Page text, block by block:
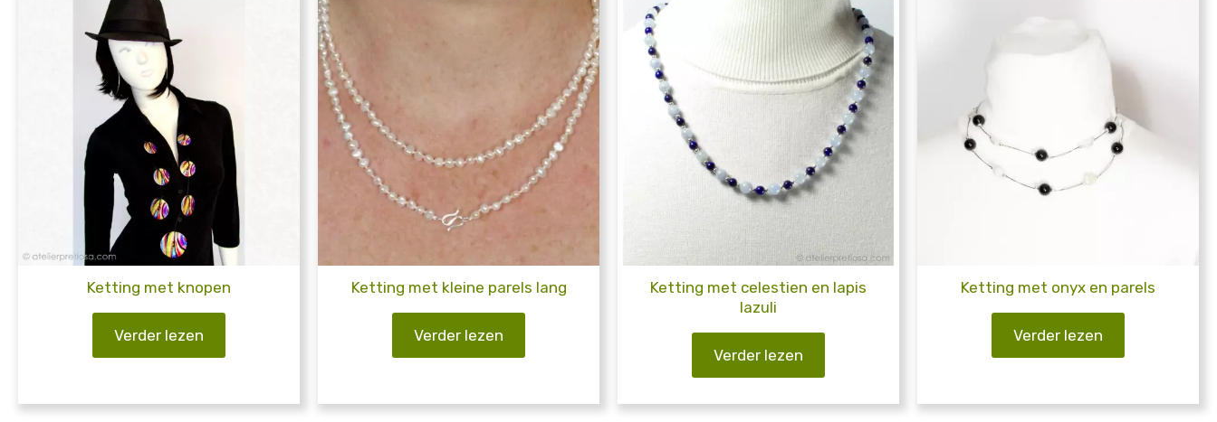
Ketting met knopen
Verder lezen
Ketting met kleine parels lang
Verder lezen
Ketting met celestien en lapis
lazuli
Verder lezen
Ketting met onyx en parels
Verder lezen